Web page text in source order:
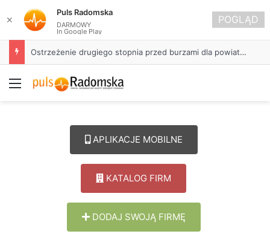
Ostrzeżenie drugiego stopnia przed burzami dla powiatu radomszczańskiego
Menu
APLIKACJE MOBILNE
KATALOG FIRM
DODAJ SWOJĄ FIRMĘ
✕
Puls Radomska
DARMOWY
In Google Play
POGLĄD